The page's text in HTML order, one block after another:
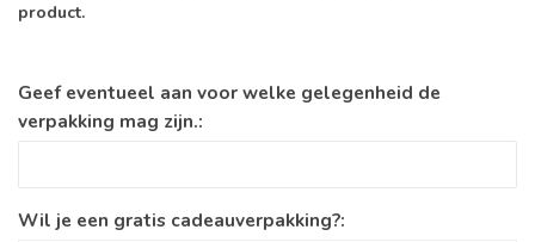
product.
Geef eventueel aan voor welke gelegenheid de
verpakking mag zijn.:
Wil je een gratis cadeauverpakking?: